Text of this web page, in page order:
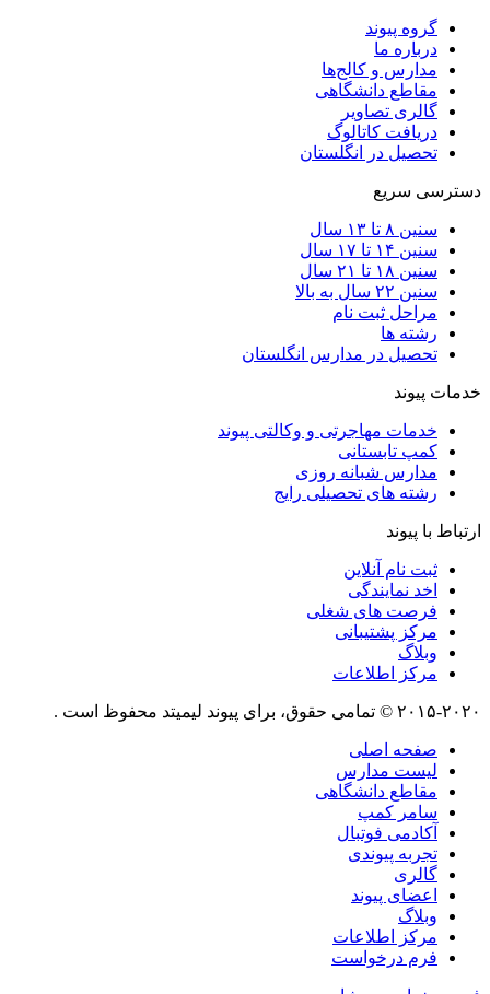
گروه پیوند
درباره ما
مدارس و کالج‌ها
مقاطع دانشگاهی
گالری تصاویر
دریافت کاتالوگ
تحصیل در انگلستان
دسترسی سریع
سنین ۸ تا ۱۳ سال
سنین ۱۴ تا ۱۷ سال
سنین ۱۸ تا ۲۱ سال
سنین ۲۲ سال به بالا
مراحل ثبت نام
رشته ها
تحصیل در مدارس انگلستان
خدمات پیوند
خدمات مهاجرتی و وکالتی پیوند
کمپ تابستانی
مدارس شبانه روزی
رشته های تحصیلی رایج
ارتباط با پیوند
ثبت نام آنلاین
اخد نمایندگی
فرصت های شغلی
مرکز پشتیبانی
وبلاگ
مرکز اطلاعات
۲۰۱۵-۲۰۲۰ © تمامی حقوق، برای پیوند لیمیتد محفوظ است .
صفحه اصلی
لیست مدارس
مقاطع دانشگاهی
سامر کمپ
آکادمی فوتبال
تجربه پیوندی
گالری
اعضای پیوند
وبلاگ
مرکز اطلاعات
فرم درخواست